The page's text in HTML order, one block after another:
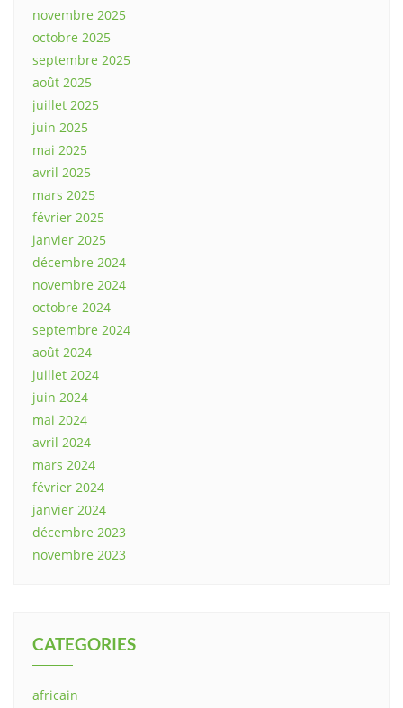
novembre 2025
octobre 2025
septembre 2025
août 2025
juillet 2025
juin 2025
mai 2025
avril 2025
mars 2025
février 2025
janvier 2025
décembre 2024
novembre 2024
octobre 2024
septembre 2024
août 2024
juillet 2024
juin 2024
mai 2024
avril 2024
mars 2024
février 2024
janvier 2024
décembre 2023
novembre 2023
CATEGORIES
africain